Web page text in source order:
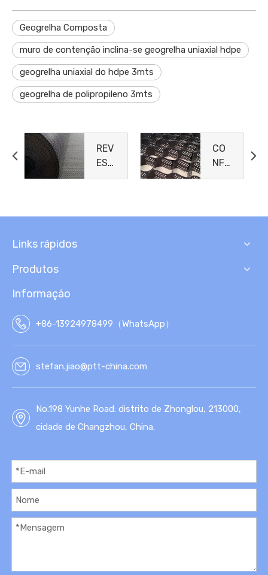
Geogrelha Composta
muro de contenção inclina-se geogrelha uniaxial hdpe
geogrelha uniaxial do hdpe 3mts
geogrelha de polipropileno 3mts
REV
EST
IME
DE
A
CO
NFI
NA
CEL
Links rápidos
Produtos
Informação
+86-13924978499（WhatsApp）
stefan.jiao@ptt-china.com
No.198 Yunhe Road: distrito de Zhonglou, 213000,
cidade de Changzhou, China.